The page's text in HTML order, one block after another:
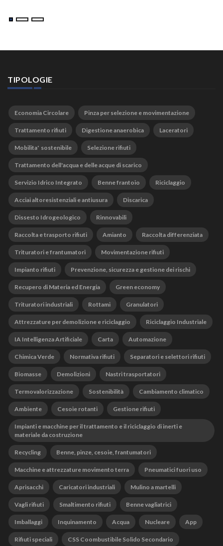
TIPOLOGIE
Economia Circolare Pinza per selezione e movimentazione
Trattamento rifiuti Digestione anaerobica Laceratori
Mobilita' sostenibile Selezione rifiuti
Trattamento dell'acqua e delle acque di scarico
Servizio Idrico Integrato Benne frantoio Riciclaggio
Acciai altoresistenziali e antiusura Discarica
Dissesto Idrogeologico Rinnovabili
Raccolta e trasporto rifiuti Amianto Raccolta differenziata
Trituratori e frantumatori Movimentazione rifiuti
Impianto rifiuti Prevenzione, sicurezza e gestione dei rischi
Recupero di Materia ed Energia Green economy
Trituratori industriali Rottami Granulatori
Attrezzature per demolizione e riciclaggio Riciclaggio Industriale
IA Intelligenza Artificiale Carta Automazione
Chimica Verde Normativa rifiuti Separatori e selettori rifiuti
Biomasse Demolizioni Nastri trasportatori
Termovalorizzazione Sostenibilità Cambiamento climatico
Ambiente Cesoie rotanti Gestione rifiuti
Impianti e macchine per il trattamento e il riciclaggio di inerti e
materiale da costruzione
Recycling Benne, pinze, cesoie, frantumatori
Macchine e attrezzature movimento terra Pneumatici fuori uso
Aprisacchi Caricatori industriali Mulino a martelli
Vagli rifiuti Smaltimento rifiuti Benne vagliatrici
Imballaggi Inquinamento Acqua Nucleare App
Rifiuti speciali CSS Coombustibile Solido Secondario